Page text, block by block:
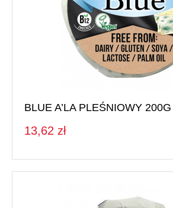
BLUE A’LA PLEŚNIOWY
13,62 zł